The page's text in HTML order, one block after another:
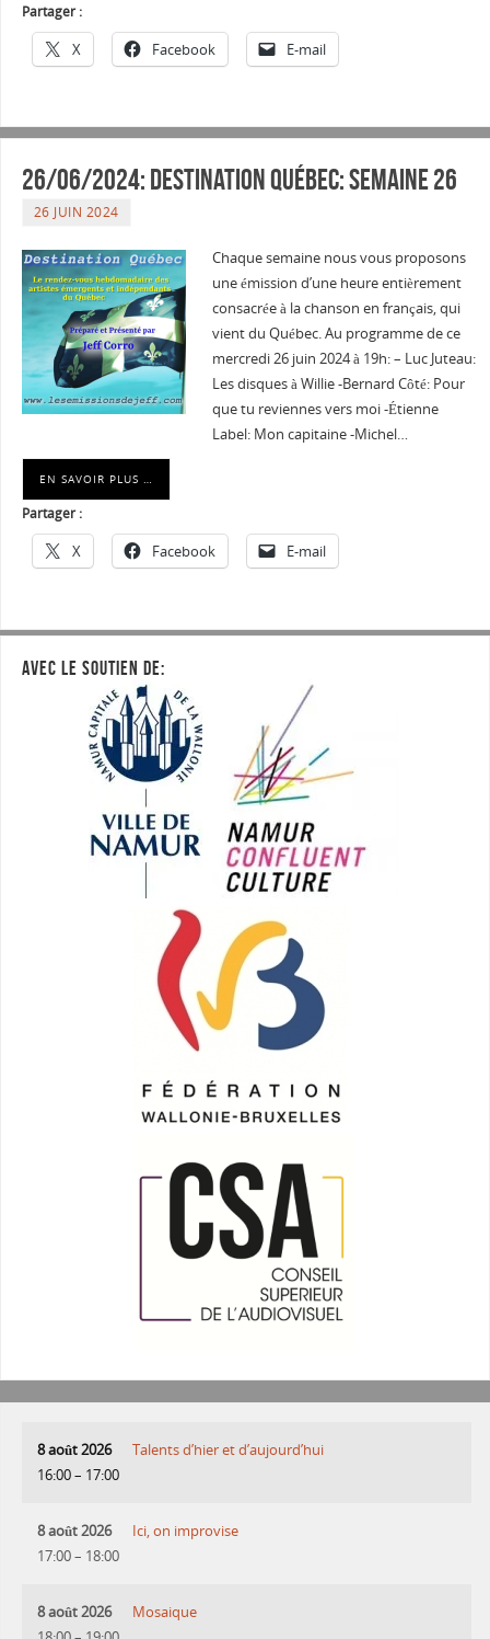
Partager :
X Facebook E-mail
26/06/2024: Destination Québec: semaine 26
26 JUIN 2024
Chaque semaine nous vous proposons
une émission d’une heure entièrement
consacrée à la chanson en français, qui
vient du Québec. Au programme de ce
mercredi 26 juin 2024 à 19h: – Luc Juteau:
Les disques à Willie -Bernard Côté: Pour
que tu reviennes vers moi -Étienne
Label: Mon capitaine -Michel…
EN SAVOIR PLUS …
Partager :
X Facebook E-mail
AVEC LE SOUTIEN DE:
8 août 2026
16:00– 17:00
Talents d’hier et d’aujourd’hui
8 août 2026
17:00– 18:00
Ici, on improvise
8 août 2026
Mosaique